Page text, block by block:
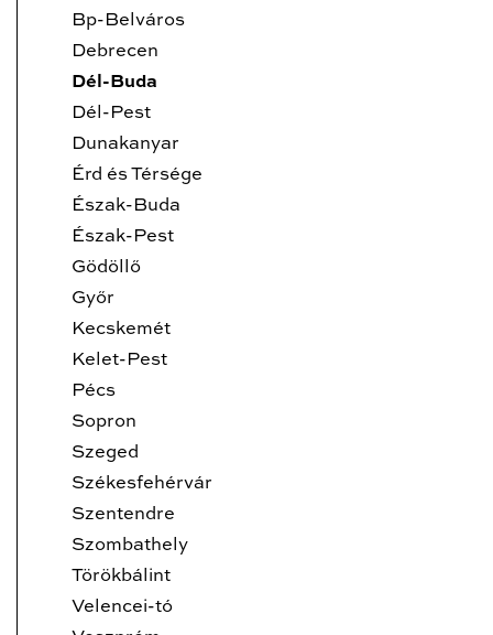
Bp-Belváros
Debrecen
Dél-Buda
Dél-Pest
Dunakanyar
Érd és Térsége
Észak-Buda
Észak-Pest
Gödöllő
Győr
Kecskemét
Kelet-Pest
Pécs
Sopron
Szeged
Székesfehérvár
Szentendre
Szombathely
Törökbálint
Velencei-tó